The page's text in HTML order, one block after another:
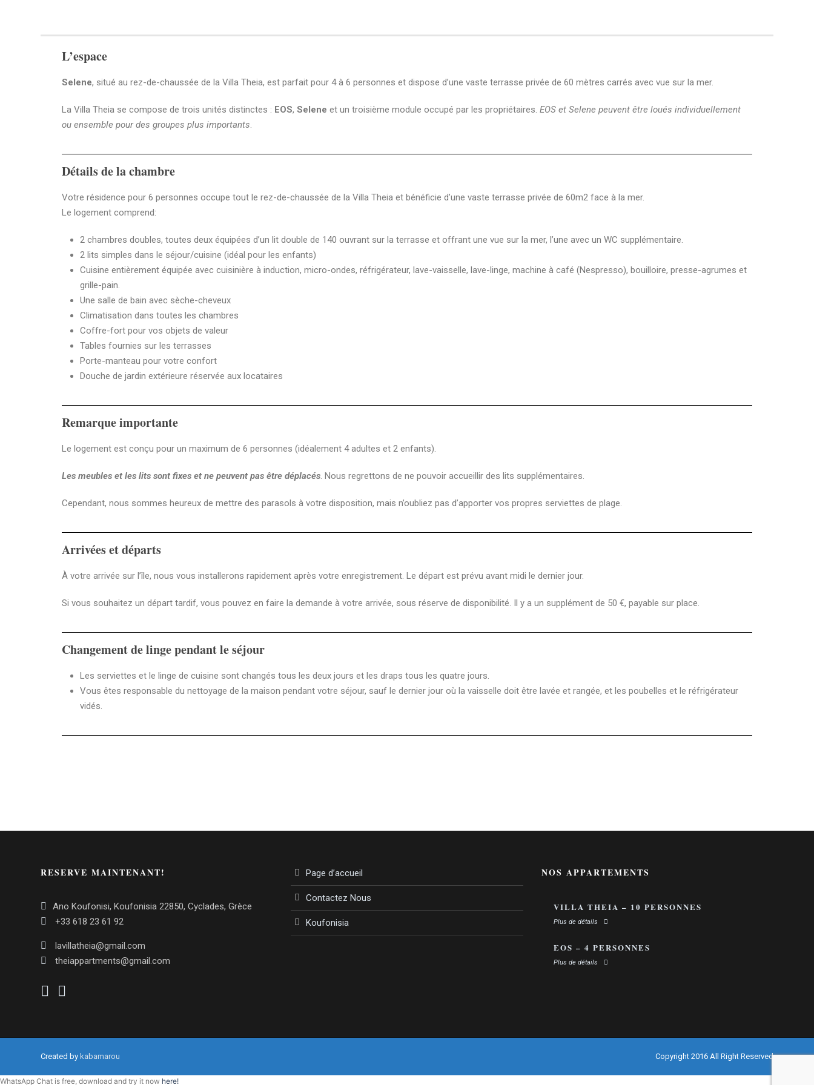
L’espace
Selene, situé au rez-de-chaussée de la Villa Theia, est parfait pour 4 à 6 personnes et dispose d’une vaste terrasse privée de 60 mètres carrés avec vue sur la mer.
La Villa Theia se compose de trois unités distinctes : EOS, Selene et un troisième module occupé par les propriétaires. EOS et Selene peuvent être loués individuellement
ou ensemble pour des groupes plus importants.
Détails de la chambre
Votre résidence pour 6 personnes occupe tout le rez-de-chaussée de la Villa Theia et bénéficie d’une vaste terrasse privée de 60m2 face à la mer.
Le logement comprend:
2 chambres doubles, toutes deux équipées d’un lit double de 140 ouvrant sur la terrasse et offrant une vue sur la mer, l’une avec un WC supplémentaire.
2 lits simples dans le séjour/cuisine (idéal pour les enfants)
Cuisine entièrement équipée avec cuisinière à induction, micro-ondes, réfrigérateur, lave-vaisselle, lave-linge, machine à café (Nespresso), bouilloire, presse-agrumes et
grille-pain.
Une salle de bain avec sèche-cheveux
Climatisation dans toutes les chambres
Coffre-fort pour vos objets de valeur
Tables fournies sur les terrasses
Porte-manteau pour votre confort
Douche de jardin extérieure réservée aux locataires
Remarque importante
Le logement est conçu pour un maximum de 6 personnes (idéalement 4 adultes et 2 enfants).
Les meubles et les lits sont fixes et ne peuvent pas être déplacés. Nous regrettons de ne pouvoir accueillir des lits supplémentaires.
Cependant, nous sommes heureux de mettre des parasols à votre disposition, mais n’oubliez pas d’apporter vos propres serviettes de plage.
Arrivées et départs
À votre arrivée sur l’île, nous vous installerons rapidement après votre enregistrement. Le départ est prévu avant midi le dernier jour.
Si vous souhaitez un départ tardif, vous pouvez en faire la demande à votre arrivée, sous réserve de disponibilité. Il y a un supplément de 50 €, payable sur place.
Changement de linge pendant le séjour
Les serviettes et le linge de cuisine sont changés tous les deux jours et les draps tous les quatre jours.
Vous êtes responsable du nettoyage de la maison pendant votre séjour, sauf le dernier jour où la vaisselle doit être lavée et rangée, et les poubelles et le réfrigérateur
vidés.
RESERVE MAINTENANT!
Ano Koufonisi, Koufonisia 22850, Cyclades, Grèce
+33 618 23 61 92
lavillatheia@gmail.com
theiappartments@gmail.com
Page d’accueil
Contactez Nous
Koufonisia
NOS APPARTEMENTS
VILLA THEIA – 10 PERSONNES
Plus de détails
EOS – 4 PERSONNES
Plus de détails
Created by kabamarou Copyright 2016 All Right Reserved
WhatsApp Chat is free, download and try it now here!